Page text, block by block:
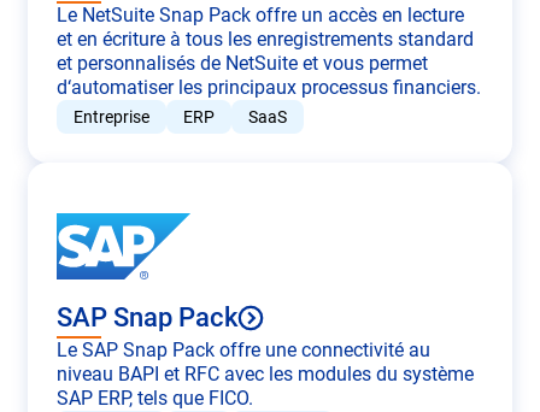
Le NetSuite Snap Pack offre un accès en lecture
et en écriture à tous les enregistrements standard
et personnalisés de NetSuite et vous permet
d‘automatiser les principaux processus financiers.
Entreprise ERP SaaS
SAP Snap Pack
Le SAP Snap Pack offre une connectivité au
niveau BAPI et RFC avec les modules du système
SAP ERP, tels que FICO.